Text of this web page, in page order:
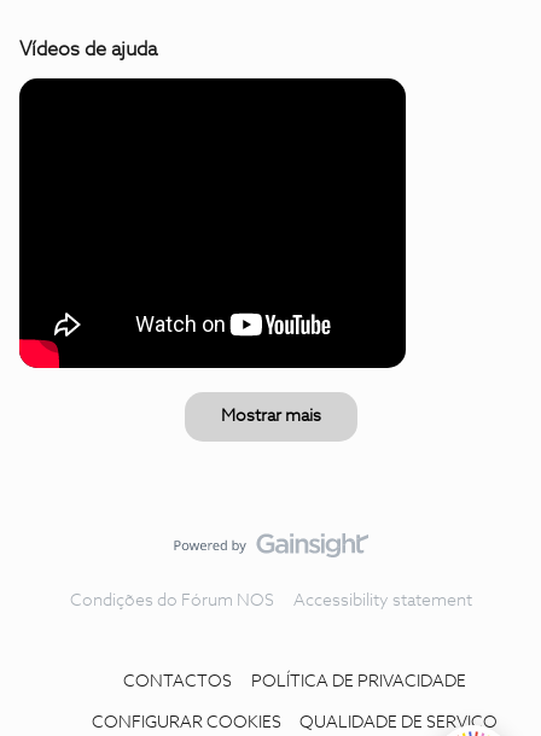
Vídeos de ajuda
Mostrar mais
Condições do Fórum NOS Accessibility statement
CONTACTOS POLÍTICA DE PRIVACIDADE
CONFIGURAR COOKIES QUALIDADE DE SERVIÇO